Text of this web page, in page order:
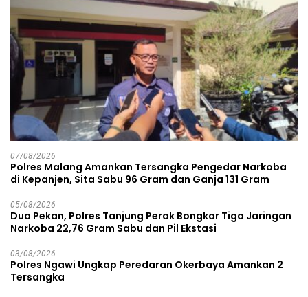
07/08/2026
Polres Malang Amankan Tersangka Pengedar Narkoba
di Kepanjen, Sita Sabu 96 Gram dan Ganja 131 Gram
05/08/2026
Dua Pekan, Polres Tanjung Perak Bongkar Tiga Jaringan
Narkoba 22,76 Gram Sabu dan Pil Ekstasi
03/08/2026
Polres Ngawi Ungkap Peredaran Okerbaya Amankan 2
Tersangka